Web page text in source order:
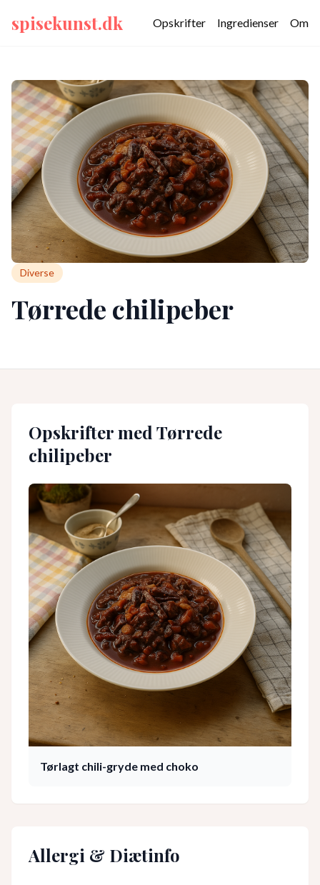
spisekunst.dk Opskrifter Ingredienser Om
Diverse
Tørrede chilipeber
Opskrifter med Tørrede
chilipeber
Tørlagt chili-gryde med choko
Allergi & Diætinfo